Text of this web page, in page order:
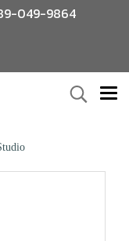
049-9864